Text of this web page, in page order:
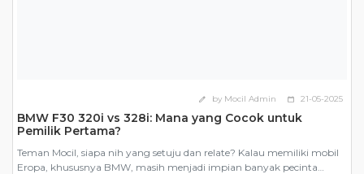
edit by Mocil Admin calendar_today 21-05-2025
BMW F30 320i vs 328i: Mana yang Cocok untuk
Pemilik Pertama?
Teman Mocil, siapa nih yang setuju dan relate? Kalau memiliki mobil
Eropa, khususnya BMW, masih menjadi impian banyak pecinta